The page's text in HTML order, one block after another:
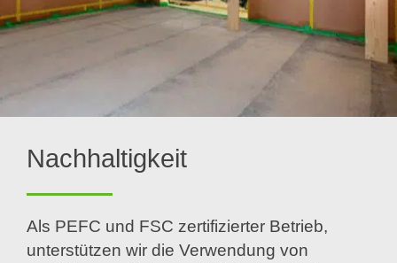
Nachhaltigkeit
Als PEFC und FSC zertifizierter Betrieb,
unterstützen wir die Verwendung von